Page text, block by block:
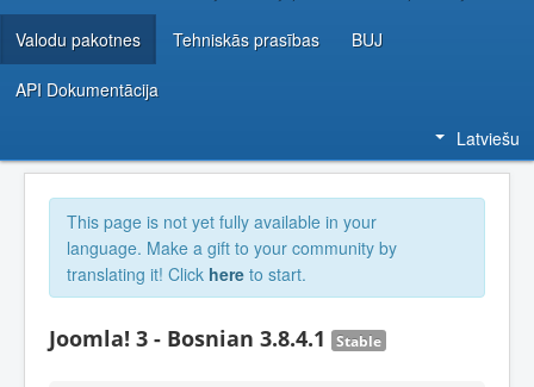
Valodu pakotnes Tehniskās prasības BUJ
API Dokumentācija
Latviešu
This page is not yet fully available in your
language. Make a gift to your community by
translating it! Click here to start.
Joomla! 3 - Bosnian 3.8.4.1 Stable